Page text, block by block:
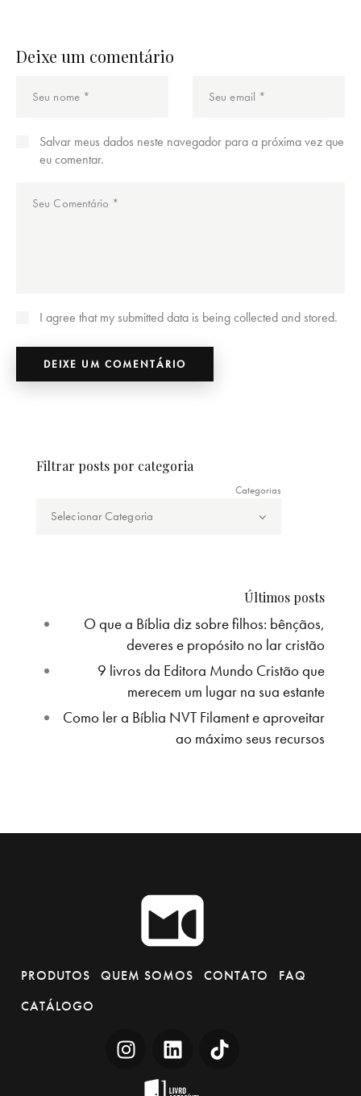
Deixe um comentário
Salvar meus dados neste navegador para a próxima vez que
eu comentar.
I agree that my submitted data is being collected and stored.
Filtrar posts por categoria
Categorias
Últimos posts
O que a Bíblia diz sobre filhos: bênçãos,
deveres e propósito no lar cristão
9 livros da Editora Mundo Cristão que
merecem um lugar na sua estante
Como ler a Bíblia NVT Filament e aproveitar
ao máximo seus recursos
PRODUTOS QUEM SOMOS CONTATO
FAQ
CATÁLOGO